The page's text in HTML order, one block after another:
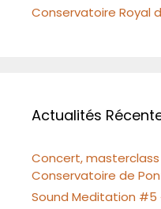
Conservatoire Royal
Actualités
Concert,
Conservatoire de
Sound Meditation #5